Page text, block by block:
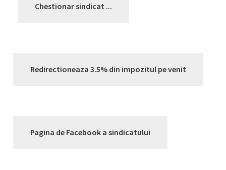
Chestionar sindicat ...
Redirectioneaza 3.5% din impozitul pe venit
Pagina de Facebook a sindicatului